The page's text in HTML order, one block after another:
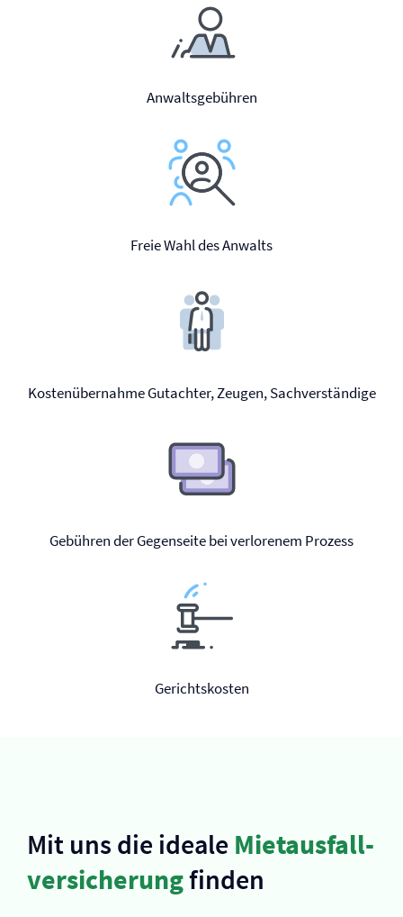
Anwaltsgebühren
Freie Wahl des Anwalts
Kostenübernahme Gutachter, Zeugen, Sachverständige
Gebühren der Gegenseite bei verlorenem Prozess
Gerichtskosten
Mit uns die ideale Mietausfall­
versicherungfinden